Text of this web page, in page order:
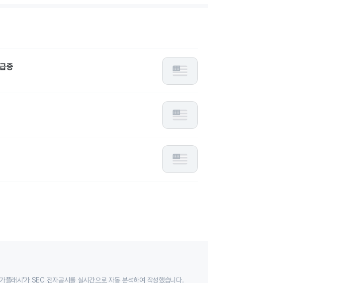
증
플래시’가 SEC 전자공시를 실시간으로 자동 분석하여 작성했습니다.